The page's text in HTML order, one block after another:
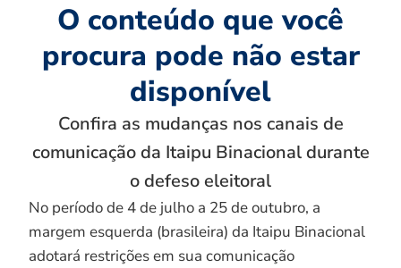
O conteúdo que você
procura pode não estar
disponível
Confira as mudanças nos canais de
comunicação da Itaipu Binacional durante
o defeso eleitoral
No período de 4 de julho a 25 de outubro, a
margem esquerda (brasileira) da Itaipu Binacional
adotará restrições em sua comunicação